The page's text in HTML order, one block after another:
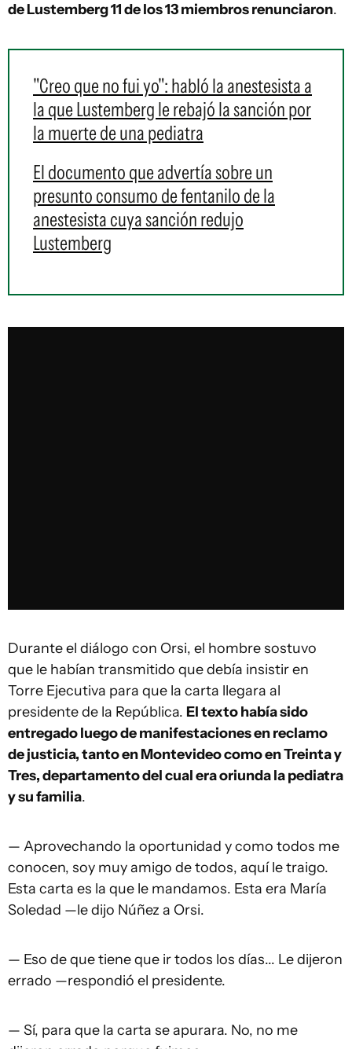
de Lustemberg 11 de los 13 miembros renunciaron.
"Creo que no fui yo": habló la anestesista a
la que Lustemberg le rebajó la sanción por
la muerte de una pediatra
El documento que advertía sobre un
presunto consumo de fentanilo de la
anestesista cuya sanción redujo
Lustemberg
Durante el diálogo con Orsi, el hombre sostuvo
que le habían transmitido que debía insistir en
Torre Ejecutiva para que la carta llegara al
presidente de la República. El texto había sido
entregado luego de manifestaciones en reclamo
de justicia, tanto en Montevideo como en Treinta y
Tres, departamento del cual era oriunda la pediatra
y su familia.
— Aprovechando la oportunidad y como todos me
conocen, soy muy amigo de todos, aquí le traigo.
Esta carta es la que le mandamos. Esta era María
Soledad —le dijo Núñez a Orsi.
— Eso de que tiene que ir todos los días... Le dijeron
errado —respondió el presidente.
— Sí, para que la carta se apurara. No, no me